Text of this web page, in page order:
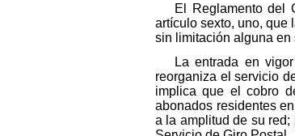
El Reglamento del
artículo sexto, uno, que
sin limitación alguna en
La entrada en
reorganiza el servicio
implica que el cobro
abonados residentes
a la amplitud de su